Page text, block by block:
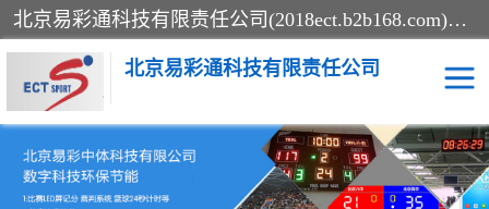
北京易彩通科技有限责任公司(2018ect.b2b168.com)主要提供陕西计时记分系统，全国统一热线：15611947915.北京易彩通科技有限责任公司有一支长期从事智能控制系统研发的高素质的队伍，具有嵌入式系统，视频系统、通信系统、网络系统，体育计时系统的知识和技能。强力打造体育比赛计时计分系统、智能升降旗系统、标准时钟系统、赛事编排及信息发布系统，为用户提供较新的，较廉价的，应用解决方案。
北京易彩通科技有限责任公司
记分系统 游泳计时系统